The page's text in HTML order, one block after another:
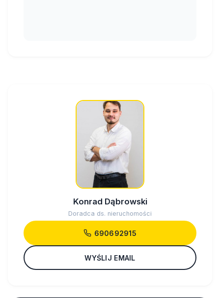
Konrad Dąbrowski
Doradca ds. nieruchomości
690692915
WYŚLIJ EMAIL